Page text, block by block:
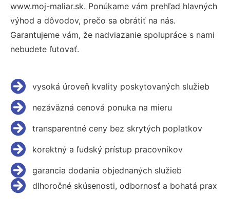
www.moj-maliar.sk. Ponúkame vám prehľad hlavných
výhod a dôvodov, prečo sa obrátiť na nás.
Garantujeme vám, že nadviazanie spolupráce s nami
nebudete ľutovať.
vysoká úroveň kvality poskytovaných služieb
nezáväzná cenová ponuka na mieru
transparentné ceny bez skrytých poplatkov
korektný a ľudský prístup pracovníkov
garancia dodania objednaných služieb
dlhoročné skúsenosti, odbornosť a bohatá prax